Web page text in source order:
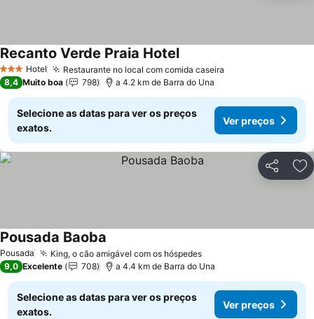
3 EstrelasHotel Restaurante no local com comida caseira
Recanto Verde Praia Hotel
8,4 Muito boa 798 a 4.2 km de Barra do Una
Selecione as datas para ver os preços
exatos.
Ver preços
Partilhar
Pousada King, o cão amigável com os hóspedes
Pousada Baoba
9,0 Excelente 708 a 4.4 km de Barra do Una
Selecione as datas para ver os preços
exatos.
Ver preços